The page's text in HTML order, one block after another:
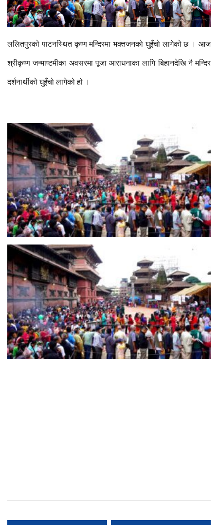
ललितपुरको पाटनस्थित कृष्ण मन्दिरमा भक्तजनको घुइँचो लागेको छ । आज
श्रीकृष्ण जन्माष्टमीका अवसरमा पूजा आराधनाका लागि बिहानदेखि नै मन्दिर
दर्शनार्थीको घुइँचो लागेको हो ।